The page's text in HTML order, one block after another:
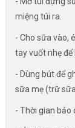
miệng túi ra.
- Cho sữa vào,
tay vuốt nhẹ để
- Dùng bút để
sữa mẹ (trữ
- Thời gian bảo